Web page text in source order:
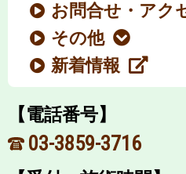
お問合せ・アク
その他
新着情報
【電話番号】
03-3859-3716